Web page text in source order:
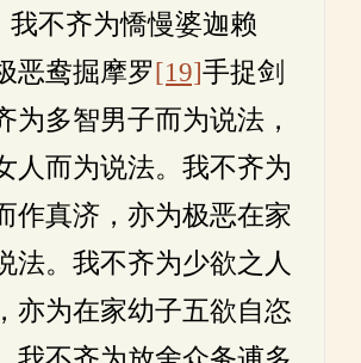
我不齐为憍慢婆迦赖
恶鸯掘摩罗[19]手捉剑
为多智男子而为说法，
人而为说法。我不齐为
作真济，亦为极恶在家
法。我不齐为少欲之人
亦为在家幼子五欲自恣